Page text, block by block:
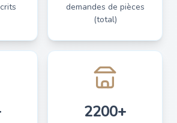
demandes de pièces
(total)
2200+